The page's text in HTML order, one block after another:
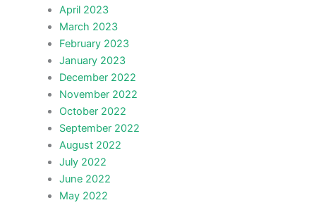
April 2023
March 2023
February 2023
January 2023
December 2022
November 2022
October 2022
September 2022
August 2022
July 2022
June 2022
May 2022